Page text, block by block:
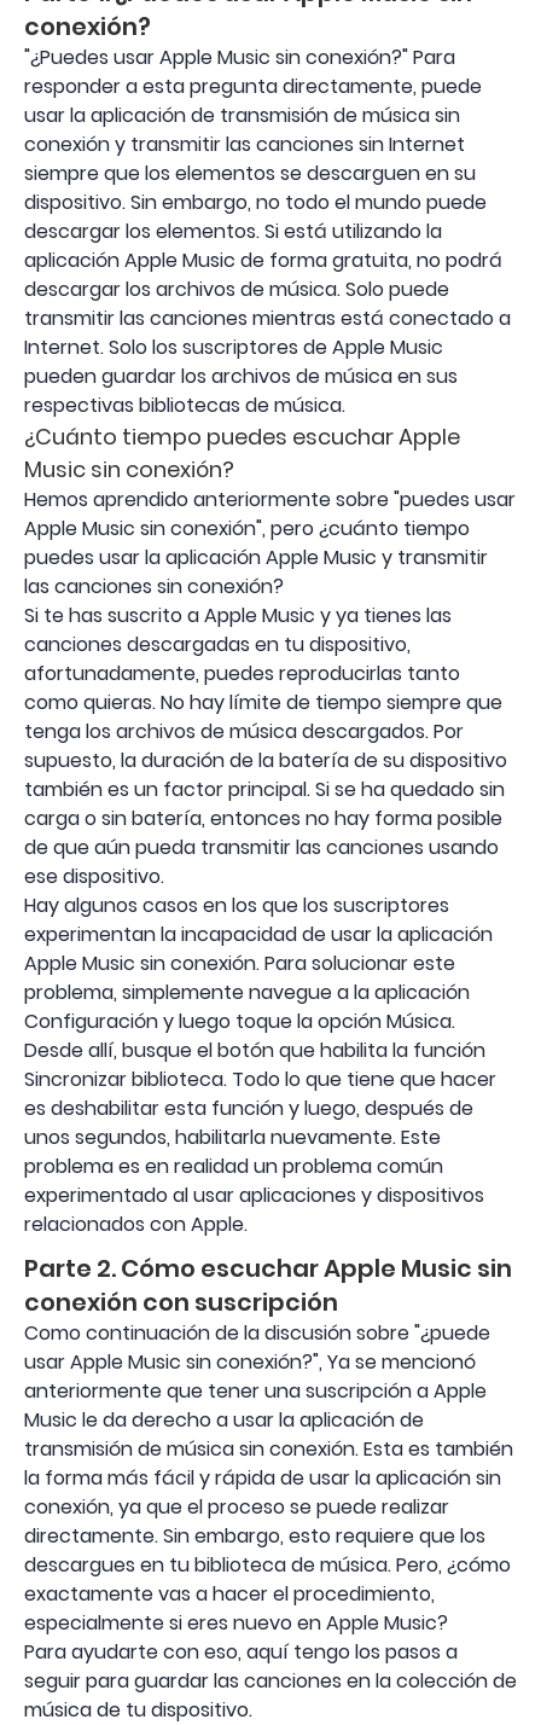
conexión?
"¿Puedes usar Apple Music sin conexión?" Para
responder a esta pregunta directamente, puede
usar la aplicación de transmisión de música sin
conexión y transmitir las canciones sin Internet
siempre que los elementos se descarguen en su
dispositivo. Sin embargo, no todo el mundo puede
descargar los elementos. Si está utilizando la
aplicación Apple Music de forma gratuita, no podrá
descargar los archivos de música. Solo puede
transmitir las canciones mientras está conectado a
Internet. Solo los suscriptores de Apple Music
pueden guardar los archivos de música en sus
respectivas bibliotecas de música.
¿Cuánto tiempo puedes escuchar Apple
Music sin conexión?
Hemos aprendido anteriormente sobre "puedes usar
Apple Music sin conexión", pero ¿cuánto tiempo
puedes usar la aplicación Apple Music y transmitir
las canciones sin conexión?
Si te has suscrito a Apple Music y ya tienes las
canciones descargadas en tu dispositivo,
afortunadamente, puedes reproducirlas tanto
como quieras. No hay límite de tiempo siempre que
tenga los archivos de música descargados. Por
supuesto, la duración de la batería de su dispositivo
también es un factor principal. Si se ha quedado sin
carga o sin batería, entonces no hay forma posible
de que aún pueda transmitir las canciones usando
ese dispositivo.
Hay algunos casos en los que los suscriptores
experimentan la incapacidad de usar la aplicación
Apple Music sin conexión. Para solucionar este
problema, simplemente navegue a la aplicación
Configuración y luego toque la opción Música.
Desde allí, busque el botón que habilita la función
Sincronizar biblioteca. Todo lo que tiene que hacer
es deshabilitar esta función y luego, después de
unos segundos, habilitarla nuevamente. Este
problema es en realidad un problema común
experimentado al usar aplicaciones y dispositivos
relacionados con Apple.
Parte 2. Cómo escuchar Apple Music sin
conexión con suscripción
Como continuación de la discusión sobre "¿puede
usar Apple Music sin conexión?", Ya se mencionó
anteriormente que tener una suscripción a Apple
Music le da derecho a usar la aplicación de
transmisión de música sin conexión. Esta es también
la forma más fácil y rápida de usar la aplicación sin
conexión, ya que el proceso se puede realizar
directamente. Sin embargo, esto requiere que los
descargues en tu biblioteca de música. Pero, ¿cómo
exactamente vas a hacer el procedimiento,
especialmente si eres nuevo en Apple Music?
Para ayudarte con eso, aquí tengo los pasos a
seguir para guardar las canciones en la colección de
música de tu dispositivo.